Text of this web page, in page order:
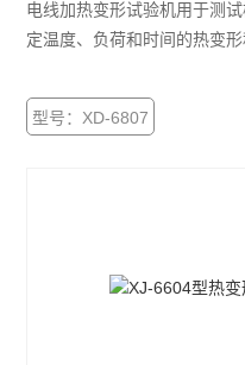
电线加热变形试验机用于测
定温度、负荷和时间的热变
型号：XD-6807